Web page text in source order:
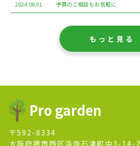
2024.08.01 予算のご相談もお気軽に
もっと見る
Pro garden
〒592-8334
大阪府堺市西区浜寺石津町中3-14-2